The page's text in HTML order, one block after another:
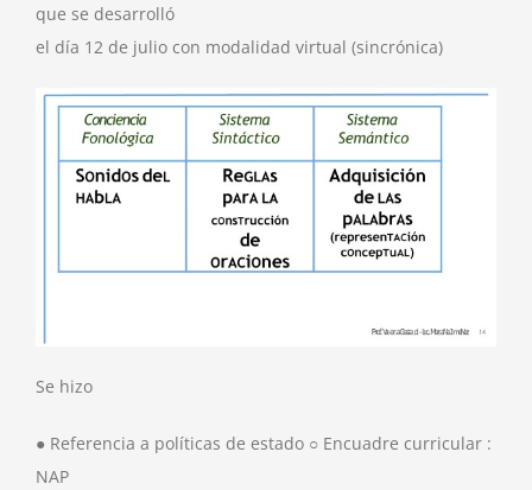
que se desarrolló
el día 12 de julio con modalidad virtual (sincrónica)
Se hizo
● Referencia a políticas de estado ○ Encuadre curricular :
NAP